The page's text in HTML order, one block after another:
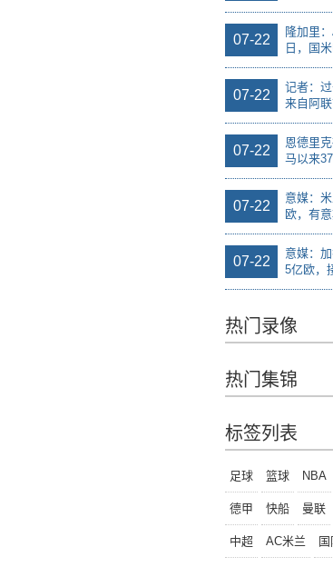
07-22
隆加里
日，国
07-22
记者：
来自阿
07-22
恩德里
马以来
07-22
意媒：
欧，有
07-22
意媒：
5亿欧，
热门录像
热门集锦
标签列表
足球 篮球 NBA
德甲 快船 曼联
中超 AC米兰